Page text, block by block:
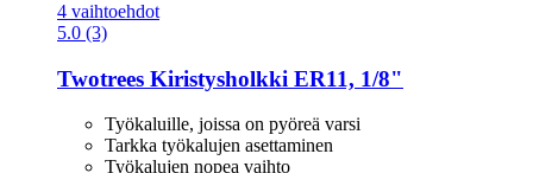
4 vaihtoehdot
5.0 (3)
Twotrees Kiristysholkki ER11, 1/8"
Työkaluille, joissa on pyöreä varsi
Tarkka työkalujen asettaminen
Työkalujen nopea vaihto